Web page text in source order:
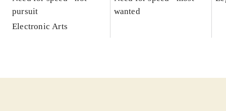
pursuit
Electronic Arts
wanted